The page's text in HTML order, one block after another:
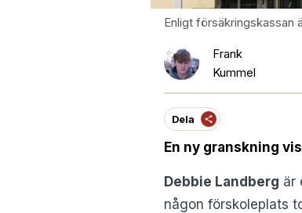
Enligt försäkringskassan
Frank
Kummel
Dela
En ny granskning
Debbie Landberg är
någon förskoleplats